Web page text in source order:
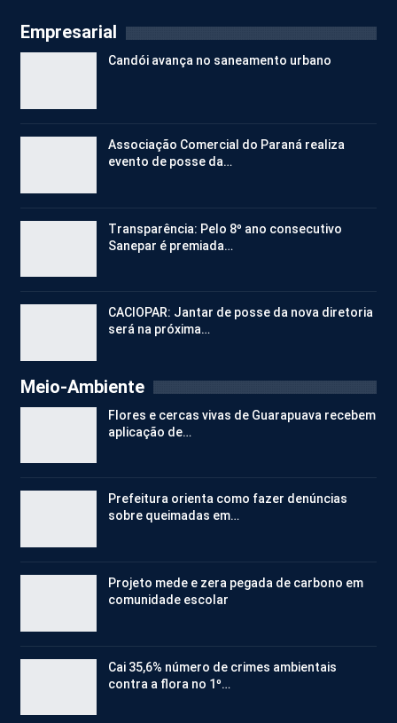
Empresarial
Candói avança no saneamento urbano
Associação Comercial do Paraná realiza
evento de posse da…
Transparência: Pelo 8º ano consecutivo
Sanepar é premiada…
CACIOPAR: Jantar de posse da nova diretoria
será na próxima…
Meio-Ambiente
Flores e cercas vivas de Guarapuava recebem
aplicação de…
Prefeitura orienta como fazer denúncias
sobre queimadas em…
Projeto mede e zera pegada de carbono em
comunidade escolar
Cai 35,6% número de crimes ambientais
contra a flora no 1º…